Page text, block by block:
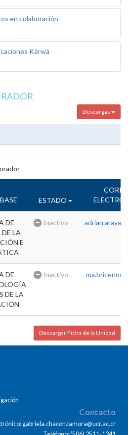
en colaboración
Kérwá
Descargas
ESTADO
DE
LA
E
Inactivo
DE
DE LA
Inactivo
Descargar Ficha de la Unidad
Contacto
gabriela.chaconzamora@ucr.ac.cr